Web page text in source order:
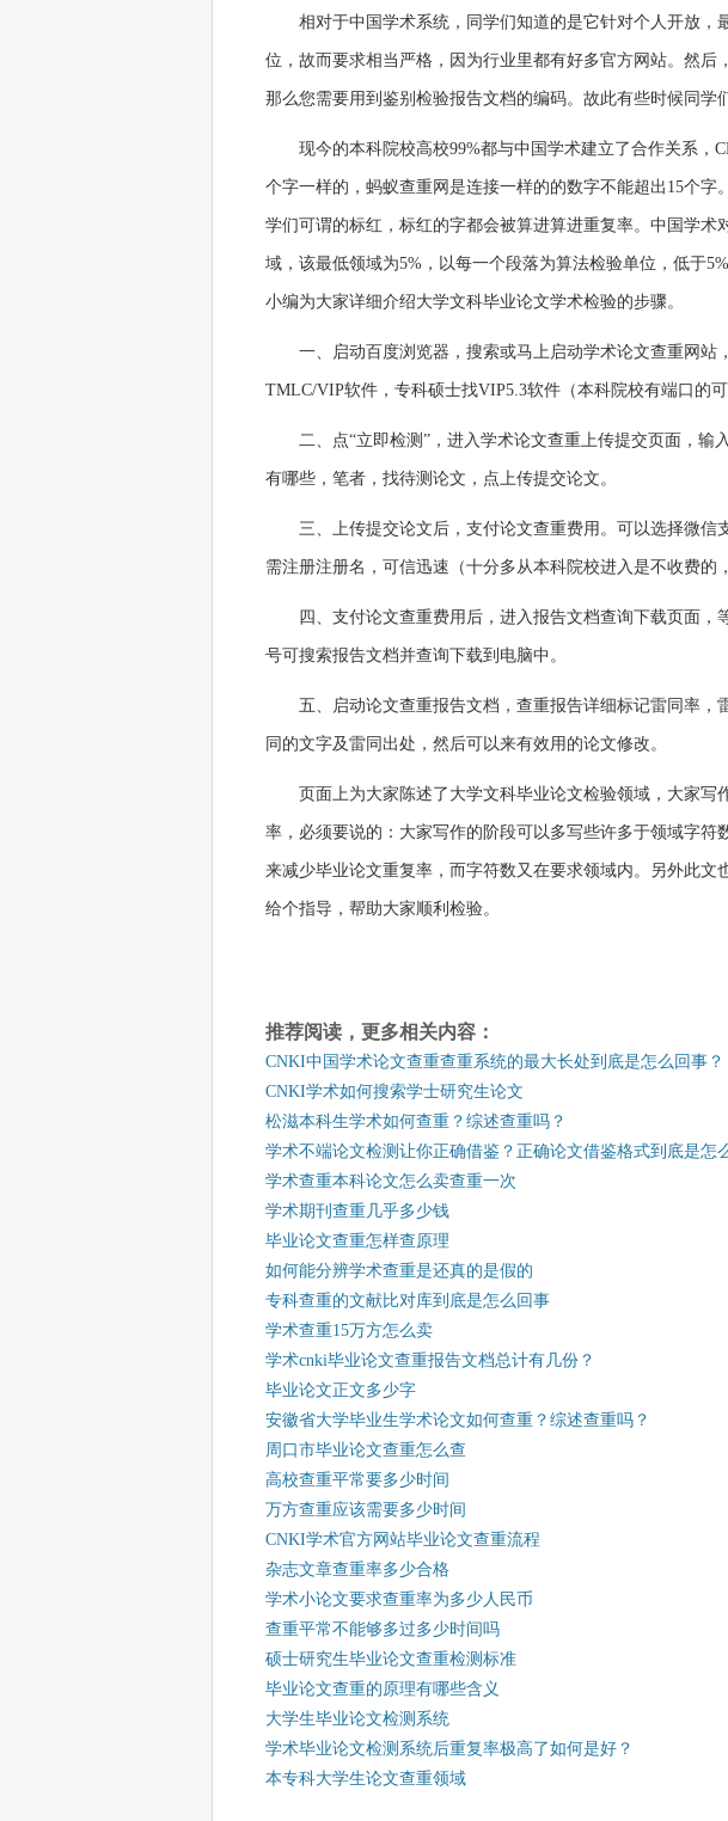
相对于中国学术系统，同学们知道的是它针对个人开放，
位，故而要求相当严格，因为行业里都有好多官方网站。然后
那么您需要用到鉴别检验报告文档的编码。故此有些时候同学
现今的本科院校高校99%都与中国学术建立了合作关系，
个字一样的，蚂蚁查重网是连接一样的的数字不能超出15个字
学们可谓的标红，标红的字都会被算进算进重复率。中国学术
域，该最低领域为5%，以每一个段落为算法检验单位，低于
小编为大家详细介绍大学文科毕业论文学术检验的步骤。
一、启动百度浏览器，搜索或马上启动学术论文查重网站
TMLC/VIP软件，专科硕士找VIP5.3软件（本科院校有端口的
二、点“立即检测”，进入学术论文查重上传提交页面，输
有哪些，笔者，找待测论文，点上传提交论文。
三、上传提交论文后，支付论文查重费用。可以选择微信
需注册注册名，可信迅速（十分多从本科院校进入是不收费的
四、支付论文查重费用后，进入报告文档查询下载页面
号可搜索报告文档并查询下载到电脑中。
五、启动论文查重报告文档，查重报告详细标记雷同率，
同的文字及雷同出处，然后可以来有效用的论文修改。
页面上为大家陈述了大学文科毕业论文检验领域，大家写
率，必须要说的：大家写作的阶段可以多写些许多于领域字符
来减少毕业论文重复率，而字符数又在要求领域内。另外此文
给个指导，帮助大家顺利检验。
推荐阅读，更多相关内容：
CNKI中国学术论文查重查重系统的最大长处到底是怎么回事？
CNKI学术如何搜索学士研究生论文
松滋本科生学术如何查重？综述查重吗？
学术不端论文检测让你正确借鉴？正确论文借鉴格式到底是怎
学术查重本科论文怎么卖查重一次
学术期刊查重几乎多少钱
毕业论文查重怎样查原理
如何能分辨学术查重是还真的是假的
专科查重的文献比对库到底是怎么回事
学术查重15万方怎么卖
学术cnki毕业论文查重报告文档总计有几份？
毕业论文正文多少字
安徽省大学毕业生学术论文如何查重？综述查重吗？
周口市毕业论文查重怎么查
高校查重平常要多少时间
万方查重应该需要多少时间
CNKI学术官方网站毕业论文查重流程
杂志文章查重率多少合格
学术小论文要求查重率为多少人民币
查重平常不能够多过多少时间吗
硕士研究生毕业论文查重检测标准
毕业论文查重的原理有哪些含义
大学生毕业论文检测系统
学术毕业论文检测系统后重复率极高了如何是好？
本专科大学生论文查重领域